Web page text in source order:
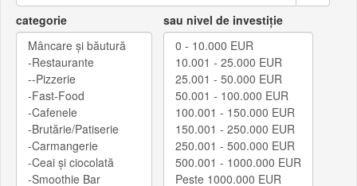
categorie sau nivel de investiție